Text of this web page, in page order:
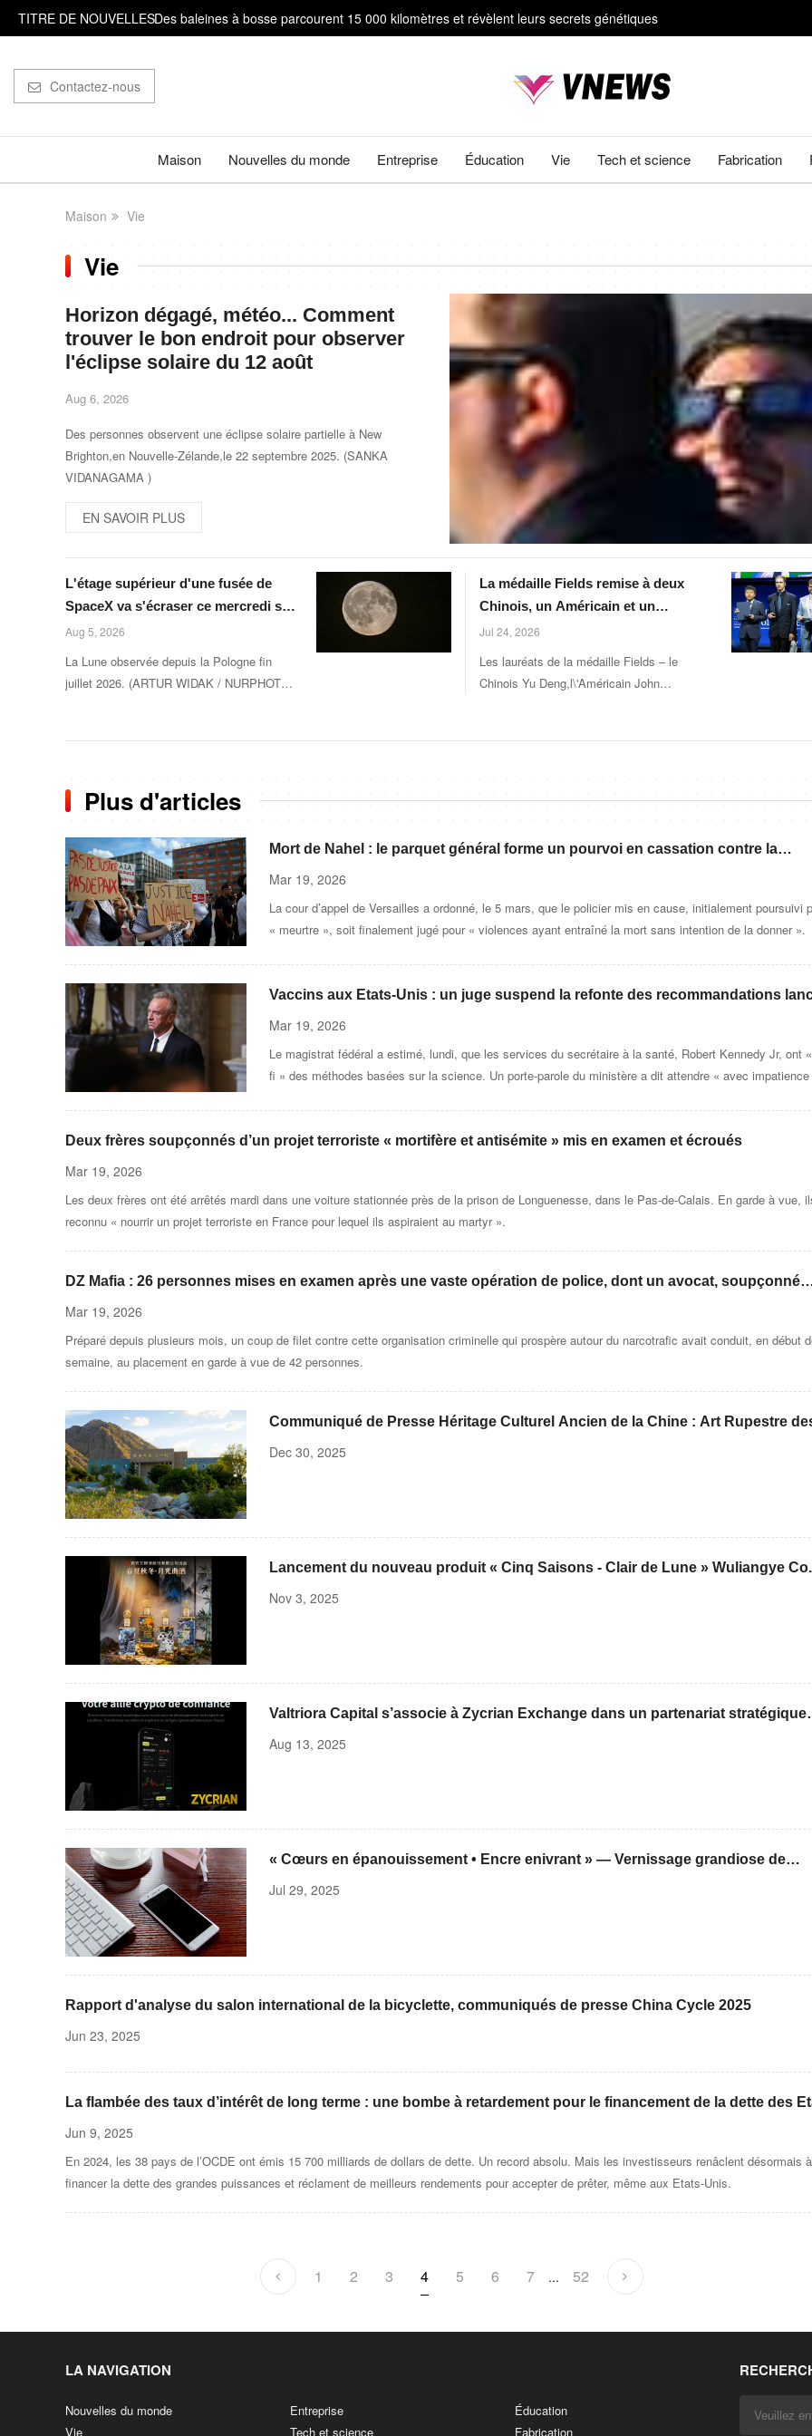
TITRE DE NOUVELLESDes baleines à bosse parcourent 15 000 kilomètres et révèlent leurs secrets génétiques
Contactez-nous
Maison Nouvelles du monde Entreprise Éducation Vie Tech et science Fabrication
Maison Vie
Vie
Horizon dégagé, météo... Comment
trouver le bon endroit pour observer
l'éclipse solaire du 12 août
Aug 6, 2026
Des personnes observent une éclipse solaire partielle à New
Brighton,en Nouvelle-Zélande,le 22 septembre 2025. (SANKA
VIDANAGAMA )
EN SAVOIR PLUS
L'étage supérieur d'une fusée de
SpaceX va s'écraser ce mercredi sur
la Lune, et y laissera un cratère
Aug 5, 2026
La Lune observée depuis la Pologne fin
juillet 2026. (ARTUR WIDAK / NURPHOTO )
La médaille Fields remise à deux
Chinois, un Américain et un
Canadien pour leurs
Jul 24, 2026
Les lauréats de la médaille Fields – le
Chinois Yu Deng,l\'Américain John
Plus d'articles
Mort de Nahel : le parquet général forme un pourvoi en cassation contre la
requalification des faits en « violences » à l’encontre du policier
Mar 19, 2026
La cour d’appel de Versailles a ordonné, le 5 mars, que le policier mis en cause, initialement poursuivi
« meurtre », soit finalement jugé pour « violences ayant entraîné la mort sans intention de la donner ».
Vaccins aux Etats-Unis : un juge suspend la refonte des recommandations
par l’administration Trump
Mar 19, 2026
Le magistrat fédéral a estimé, lundi, que les services du secrétaire à la santé, Robert Kennedy Jr, ont
fi » des méthodes basées sur la science. Un porte-parole du ministère a dit attendre « avec impatience
Deux frères soupçonnés d’un projet terroriste « mortifère et antisémite » mis en examen et écroués
Mar 19, 2026
Les deux frères ont été arrêtés mardi dans une voiture stationnée près de la prison de Longuenesse, dans le Pas-de-Calais. En garde à vue,
reconnu « nourrir un projet terroriste en France pour lequel ils aspiraient au martyr ».
DZ Mafia : 26 personnes mises en examen après une vaste opération de police, dont un avocat, soupçonné
d’avoir été corrompu
Mar 19, 2026
Préparé depuis plusieurs mois, un coup de filet contre cette organisation criminelle qui prospère autour du narcotrafic avait conduit, en début
semaine, au placement en garde à vue de 42 personnes.
Communiqué de Presse Héritage Culturel Ancien de la Chine : Art Rupestre
Monts Helan
Dec 30, 2025
Lancement du nouveau produit « Cinq Saisons - Clair de Lune » Wuliangye
Ltd.
Nov 3, 2025
Valtriora Capital s’associe à Zycrian Exchange dans un partenariat stratégique
approfondi pour tester le système intelligent d’investissement VTRC AI 4.0 et
Aug 13, 2025
« Cœurs en épanouissement • Encre enivrant » — Vernissage grandiose de
l’exposition collective de Tam Sing Chuk et Chak Meihing à Shenzhen
Jul 29, 2025
Rapport d'analyse du salon international de la bicyclette, communiqués de presse China Cycle 2025
Jun 23, 2025
La flambée des taux d’intérêt de long terme : une bombe à retardement pour le financement de la dette des
Jun 9, 2025
En 2024, les 38 pays de l’OCDE ont émis 15 700 milliards de dollars de dette. Un record absolu. Mais les investisseurs renâclent désormais à
financer la dette des grandes puissances et réclament de meilleurs rendements pour accepter de prêter, même aux Etats-Unis.
1 2 3 4 5 6 7 ... 52
LA NAVIGATION
Nouvelles du monde Entreprise
Éducation
Vie
Tech et science Fabrication